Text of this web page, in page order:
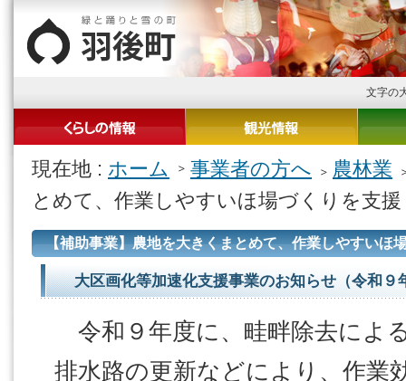
文字の
現在地 : ホーム 事業者の方へ
農林業
とめて、作業しやすいほ場づくりを支援
【補助事業】農地を大きくまとめて、作業しやすいほ
大区画化等加速化支援事業のお知らせ（令和９
令和９年度に、畦畔除去によ
排水路の更新などにより、作業